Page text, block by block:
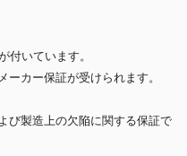
付いています。
カー保証が受けられます。
び製造上の欠陥に関する保証で